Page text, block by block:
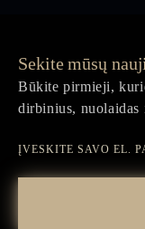
Sekite mūsų
Būkite pirmieji,
dirbinius, nuolaidas